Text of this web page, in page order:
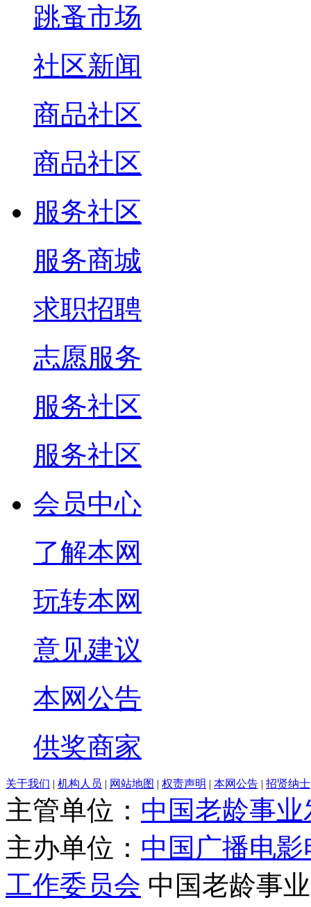
跳蚤市场
社区新闻
商品社区
商品社区
服务社区
服务商城
求职招聘
志愿服务
服务社区
服务社区
会员中心
了解本网
玩转本网
意见建议
本网公告
供奖商家
关于我们 | 机构人员 | 网站地图 | 权责声明 | 本网公告 | 招贤纳士
主管单位： 中国老龄事
主办单位： 中国广播电
工作委员会 中国老龄事